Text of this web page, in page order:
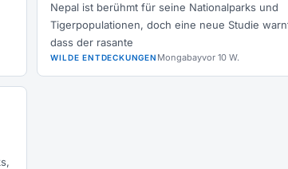
Nepal ist berühmt für seine Nationalparks und
Tigerpopulationen, doch eine neue Studie
dass der rasante
WILDE ENTDECKUNGEN Mongabayvor 10 W.